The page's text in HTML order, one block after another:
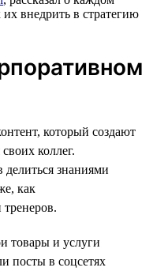
внедрить в стратегию
который создают
коллег.
знаниями
как
товары и услуги
посты в соцсетях